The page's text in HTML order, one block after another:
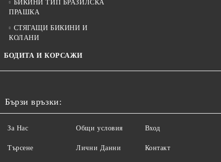
БИКИНИ ТИП БРАЗИЛСКА
ПРАШКА
СТЯГАЩИ БИКИНИ И
КОЛАНИ
БОДИТА И КОРСАЖИ
Бързи връзки:
За Нас
Търсене
Общи условия
Лични Данни
Вход
Контакт